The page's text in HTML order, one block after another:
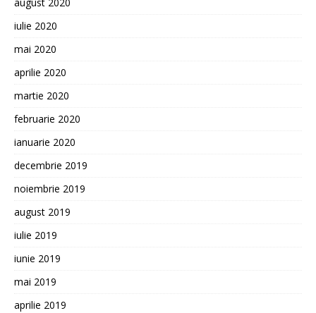
iulie 2020
mai 2020
aprilie 2020
martie 2020
februarie 2020
ianuarie 2020
decembrie 2019
noiembrie 2019
august 2019
iulie 2019
iunie 2019
mai 2019
aprilie 2019